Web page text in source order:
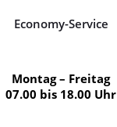
Economy-Service
Montag – Freitag
07.00 bis 18.00 Uhr